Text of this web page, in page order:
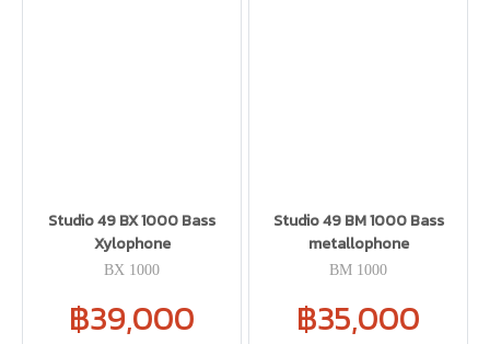
Studio 49 BX 1000 Bass
Xylophone
BX 1000
฿39,000
Studio 49 BM 1000 Bass
metallophone
BM 1000
฿35,000